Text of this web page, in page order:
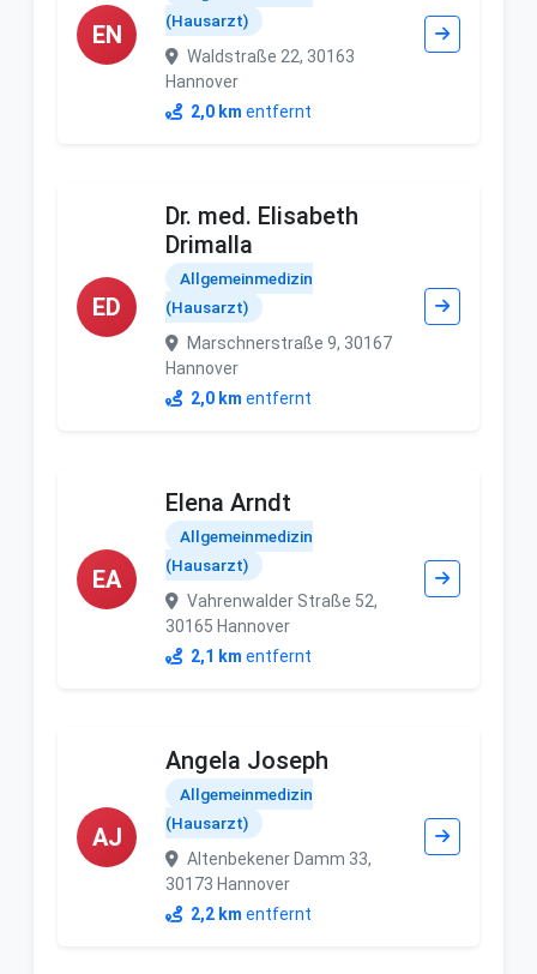
EN
(Hausarzt)
Waldstraße 22, 30163
Hannover
2,0 km entfernt
ED
Dr. med. Elisabeth
Drimalla
Allgemeinmedizin
(Hausarzt)
Marschnerstraße 9, 30167
Hannover
2,0 km entfernt
EA
Elena Arndt
Allgemeinmedizin
(Hausarzt)
Vahrenwalder Straße 52,
30165 Hannover
2,1 km entfernt
AJ
Angela Joseph
Allgemeinmedizin
(Hausarzt)
Altenbekener Damm 33,
30173 Hannover
2,2 km entfernt